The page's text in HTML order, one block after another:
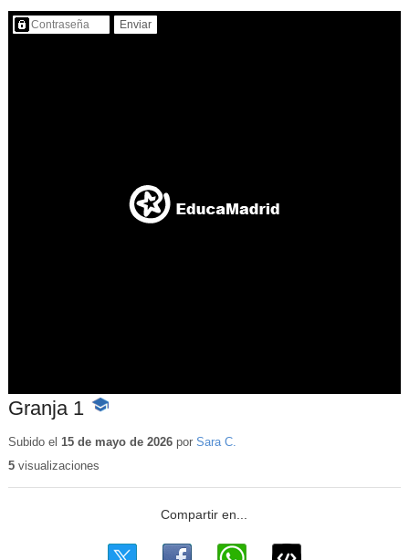
Contenido protegido…
Granja 1 -
educativo
Subido el 15 de mayo de 2026por Sara C.
5visualizaciones